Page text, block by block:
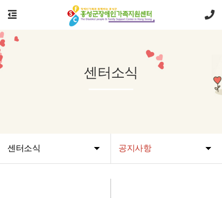
센터소식 공지사항
센터소식